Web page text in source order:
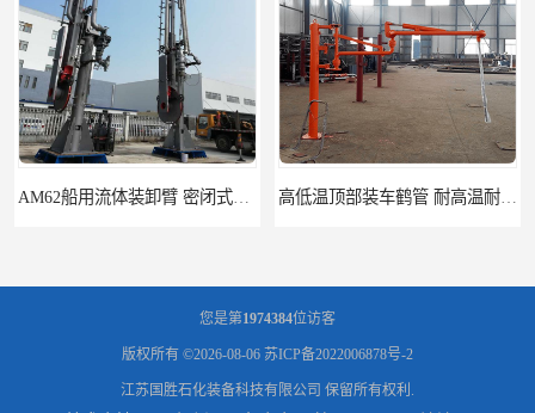
您是第1974384位访客
版权所有 ©2026-08-06 苏ICP备2022006878号-2
江苏国胜石化装备科技有限公司 保留所有权利.